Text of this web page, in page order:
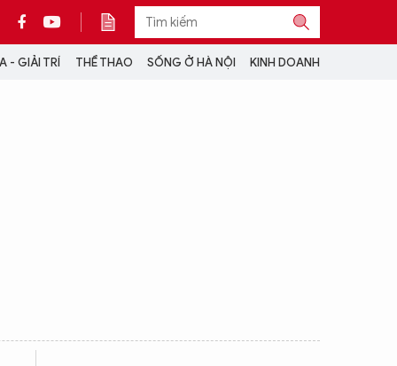
- GIẢI TRÍ THỂ THAO SỐNG Ở HÀ NỘI KINH DOANH